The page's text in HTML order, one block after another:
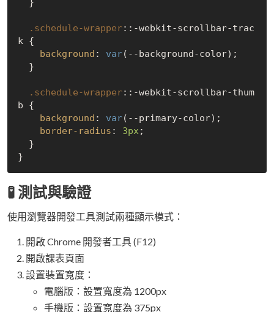
.schedule-wrapper::-webkit-scrollbar-trac
k {
background : var(--background-color);
.schedule-wrapper::-webkit-scrollbar-thum
b {
background : var(--primary-color);
border-radius : 3px ;
🧪 測試與驗證
使用瀏覽器開發工具測試兩種顯示模式：
開啟 Chrome 開發者工具 (F12)
開啟課表頁面
設置裝置寬度：
電腦版：設置寬度為 1200px
手機版：設置寬度為 375px